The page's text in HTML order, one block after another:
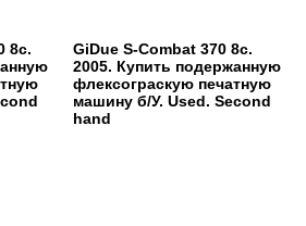
8c.
GiDue S-Combat 370 8c.
2005. Купить подержанную
флексограскую печатную
машину б/У. Used. Second
hand